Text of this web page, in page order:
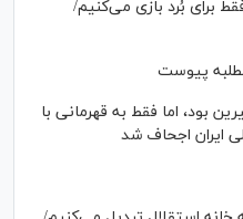
برای بُرد بازی می‌کنیم/
پیوست
بود، اما فقط به قهرمانی با
ایران اجحاف شد